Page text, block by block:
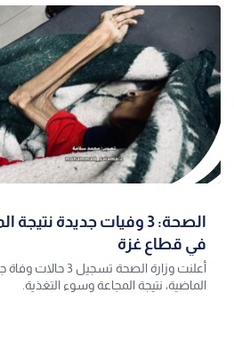
الصحة: 3 وفيات جديدة
في قطاع غزة
أعلنت وزارة الصحة
الماضية، نتيجة المجاعة وسوء التغذية.